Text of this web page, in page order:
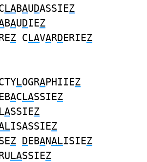
LABAUDASSIEZ
BAUDIEZ
Z CLAVARDERIEZ
LOGRAPHIIEZ
EBACLASSIEZ
LASSIEZ
ISASSIEZ
Z DEBANALISIEZ
LASSIEZ